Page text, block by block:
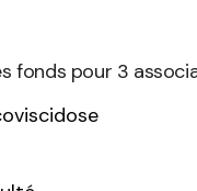
fonds pour 3